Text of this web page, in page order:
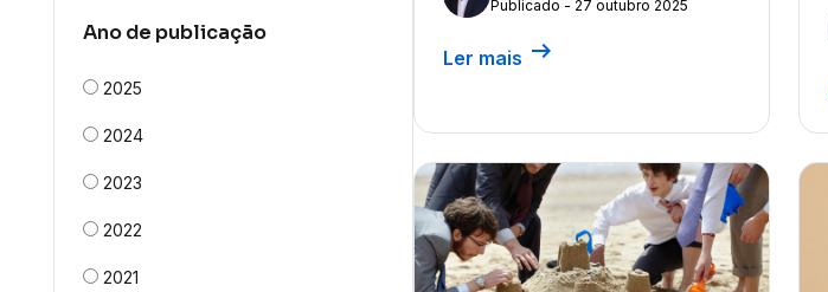
Ano de publicação
2025
2024
2023
2022
2021
Publicado - 27 outubro 2025
Ler mais arrow_right_alt